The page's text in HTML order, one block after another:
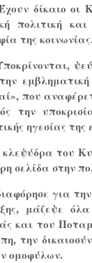
δίκαιο
πολιτική
της κοινωνίας.
την
που
την
ηγεσίας της
του
σελίδα στην
για
μάζεψε
και του
την
ομοφύλων.